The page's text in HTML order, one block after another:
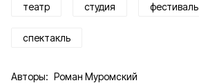
театр студия фестиваль
спектакль
Авторы: Роман Муромский